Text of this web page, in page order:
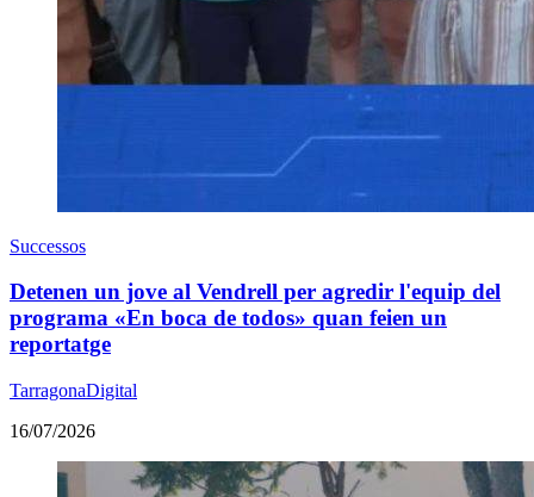
Successos
Detenen un jove al Vendrell per agredir l'equip del
programa «En boca de todos» quan feien un
reportatge
TarragonaDigital
16/07/2026